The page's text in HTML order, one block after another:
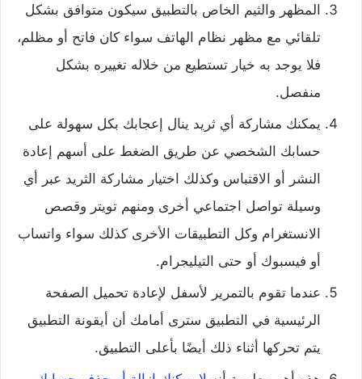
المظهر والثيم الخاص بالتطبيق سيكون متوافق بشكل
تلقائي مع مظهر نظام الهاتف سواء كان فاتح أو مظلم،
فلا يوجد به خيار تستطيع من خلاله تغييره بشكل
منفصل.
يمكنك مشاركة أي ثريد ينال إعجابك بكل سهولة على
حسابك الشخصي عن طريق الضغط على أسهم إعادة
النشر أو الاقتباس وكذلك اختيار مشاركة الثريد عبر أي
وسيلة تواصل اجتماعي أخرى ومنهم تويتر وقصص
الانستغرام وكل التطبيقات الأخرى كذلك سواء واتساب
أو فيسبوك أو حتى التيليجرام.
عندما تقوم بالتمرير لأسفل لإعادة تحميل الصفحة
الرئيسية في التطبيق سترى أمامك أن أيقونة التطبيق
يتم تحركها أثناء ذلك أيضًا بأعلى التطبيق.